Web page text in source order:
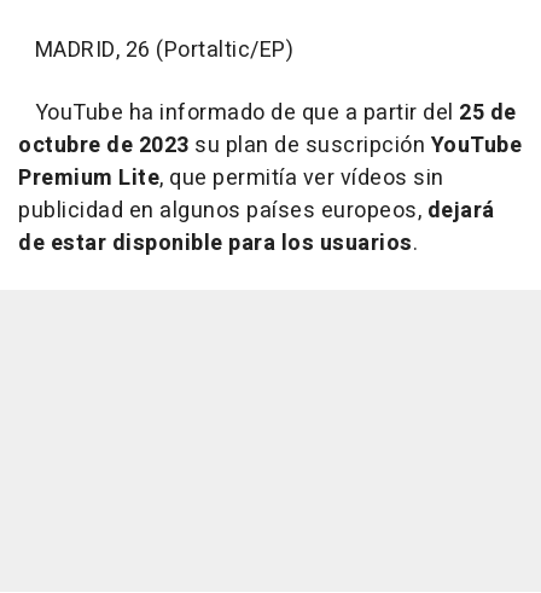
MADRID, 26 (Portaltic/EP)
YouTube ha informado de que a partir del 25 de
octubre de 2023 su plan de suscripción YouTube
Premium Lite, que permitía ver vídeos sin
publicidad en algunos países europeos, dejará
de estar disponible para los usuarios.